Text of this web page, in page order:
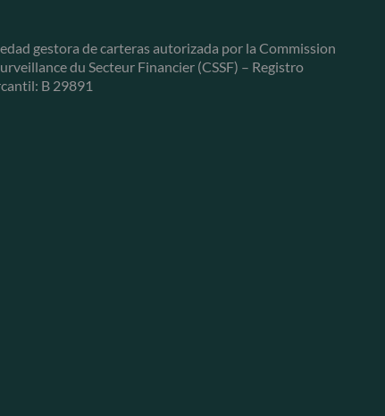
gestora de carteras autorizada por la Commission
du Secteur Financier (CSSF) – Registro
B 29891